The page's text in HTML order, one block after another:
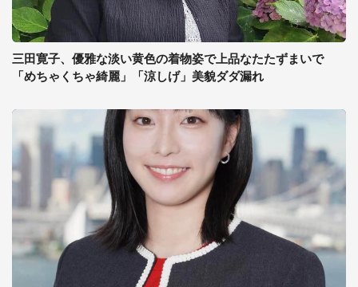
三田寛子、優雅な淡い黄色の着物姿で上品なたたずまいで
「めちゃくちゃ綺麗」「涼しげ」美貌ダダ漏れ